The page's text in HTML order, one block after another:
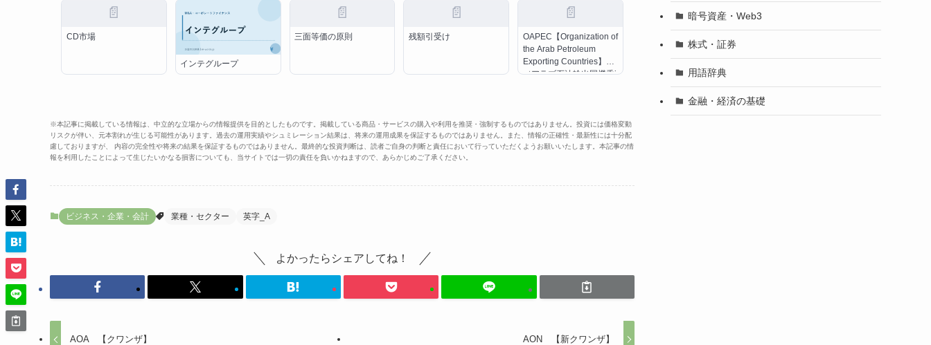
📄
CD市場
インテグループ
📄
三面等価の原則
📄
残額引受け
📄
OAPEC【Organization of
the Arab Petroleum
Exporting Countries】
（アラブ石油輸出国機香j
※本記事に掲載している情報は、中立的な立場からの情報提供を目的としたものです。掲載している商品・サービスの購入や利用を推奨・強制するものではありません。投資には価格変動
リスクが伴い、元本割れが生じる可能性があります。過去の運用実績やシュミレーション結果は、将来の運用成果を保証するものではありません。また、情報の正確性・最新性には十分配
慮しておりますが、 内容の完全性や将来の結果を保証するものではありません。最終的な投資判断は、読者ご自身の判断と責任において行っていただくようお願いいたします。本記事の情
報を利用したことによって生じたいかなる損害についても、当サイトでは一切の責任を負いかねますので、あらかじめご了承ください。
ビジネス・企業・会計 業種・セクター 英字_A
よかったらシェアしてね！
AOA 【クワンザ】 AON 【新クワンザ】
暗号資産・Web3
株式・証券
用語辞典
金融・経済の基礎